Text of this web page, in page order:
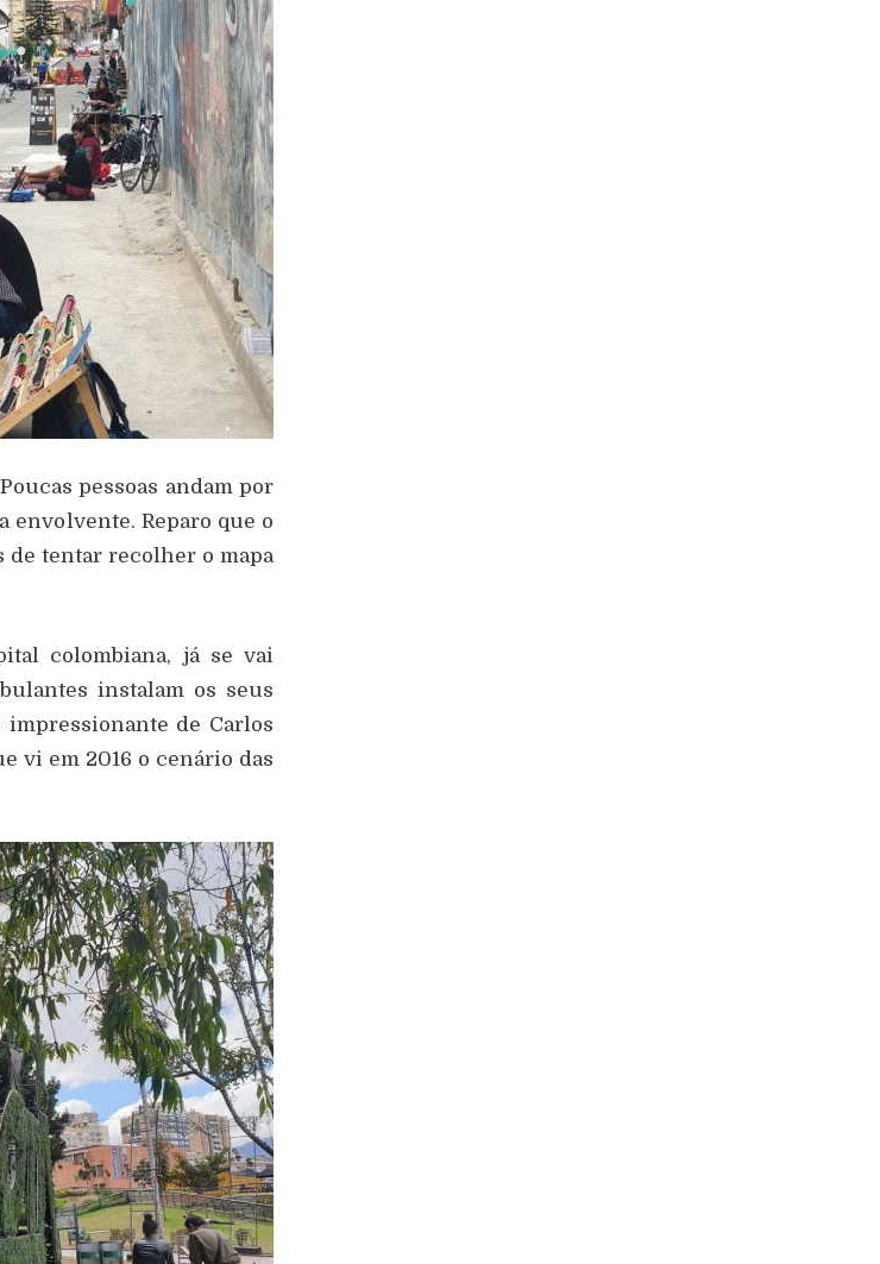
pessoas andam por
envolvente. Reparo que o
de tentar recolher o mapa
colombiana, já se vai
instalam os seus
de Carlos
vi em 2016 o cenário das